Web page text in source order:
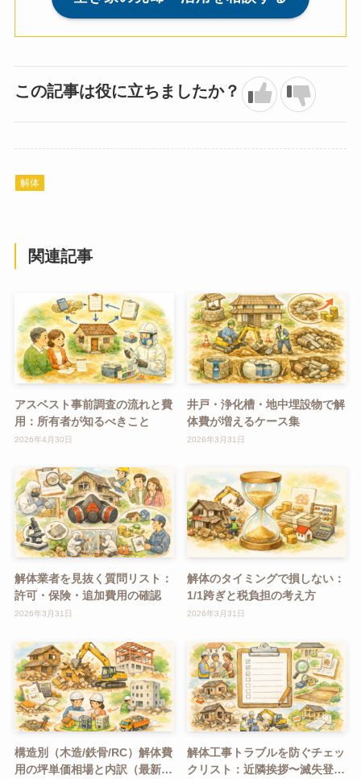
この記事は役に立ちましたか？
解体
関連記事
アスベスト事前調査の流れと費
用：所有者が知るべきこと
2026年4月30日
井戸・浄化槽・地中埋設物で解
体費が増えるケース集
2026年3月31日
解体業者を見抜く質問リスト：
許可・保険・追加費用の確認
2026年3月31日
解体のタイミングで損しない：
1/1跨ぎと税負担の考え方
2026年3月31日
構造別（木造/鉄骨/RC）解体費
用の坪単価相場と内訳（最新
解体工事トラブルを防ぐチェッ
クリスト：近隣挨拶〜滅失登記